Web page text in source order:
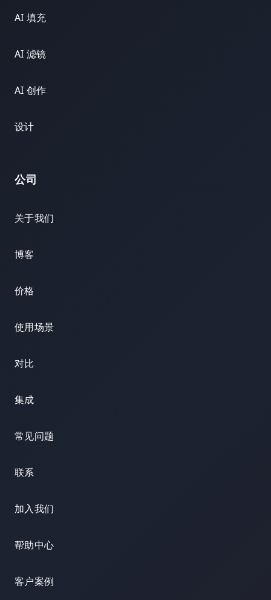
AI 填充
AI 滤镜
AI 创作
设计
公司
关于我们
博客
价格
使用场景
对比
集成
常见问题
联系
加入我们
帮助中心
客户案例